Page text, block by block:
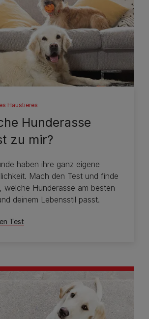
Haustieres
Hunderasse
zu mir?
haben ihre ganz eigene
Mach den Test und finde
welche Hunderasse am besten
deinem Lebensstil passt.
Test